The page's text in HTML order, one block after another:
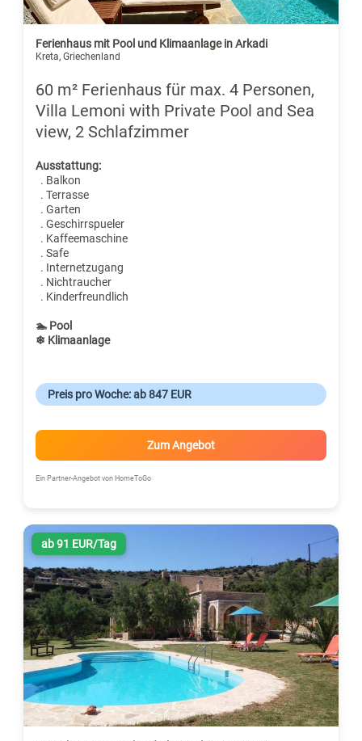
Ferienhaus mit Pool und Klimaanlage in Arkadi
Kreta, Griechenland
60 m² Ferienhaus für max. 4 Personen,
Villa Lemoni with Private Pool and Sea
view, 2 Schlafzimmer
Ausstattung:
. Balkon
. Terrasse
. Garten
. Geschirrspueler
. Kaffeemaschine
. Safe
. Internetzugang
. Nichtraucher
. Kinderfreundlich
🏊 Pool
❄ Klimaanlage
Preis pro Woche: ab 847 EUR
Zum Angebot
Ein Partner-Angebot von HomeToGo
ab 91 EUR/Tag